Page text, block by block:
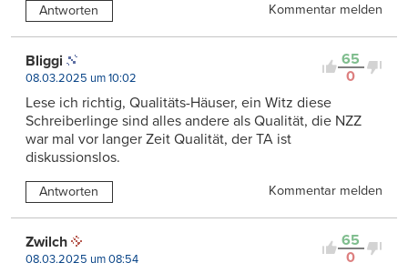
Antworten Kommentar melden
65
0
Bliggi
08.03.2025 um 10:02
Lese ich richtig, Qualitäts-Häuser, ein Witz diese
Schreiberlinge sind alles andere als Qualität, die NZZ
war mal vor langer Zeit Qualität, der TA ist
diskussionslos.
Antworten Kommentar melden
65
0
Zwilch
08.03.2025 um 08:54